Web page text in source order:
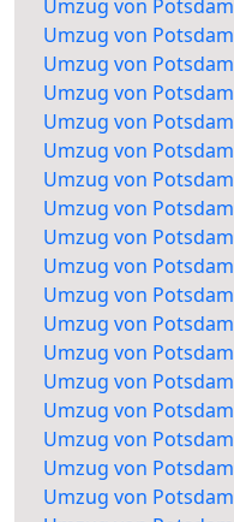
Umzug von
Umzug von
Umzug von
Umzug von
Umzug von
Umzug von
Umzug von
Umzug von
Umzug von
Umzug von
Umzug von
Umzug von
Umzug von
Umzug von
Umzug von
Umzug von
Umzug von
Umzug von